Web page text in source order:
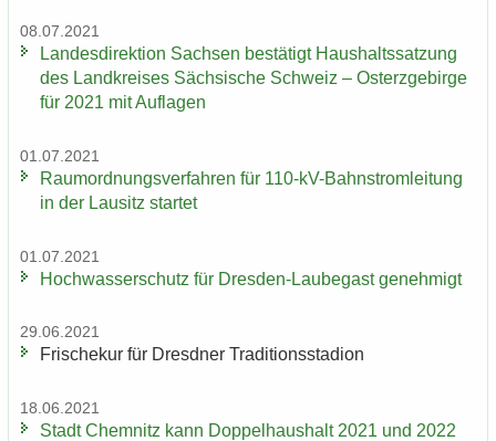
08.07.2021
Lan­des­di­rek­ti­on Sach­sen be­stä­tigt Haus­halts­sat­zung
des Land­krei­ses Säch­si­sche Schweiz – Ost­erz­ge­bir­ge
für 2021 mit Auf­la­gen
01.07.2021
Raum­ord­nungs­ver­fah­ren für 110-​kV-Bahnstromleitung
in der Lau­sitz star­tet
01.07.2021
Hoch­was­ser­schutz für Dresden-​Laubegast ge­neh­migt
29.06.2021
Fri­sche­kur für Dresd­ner Tra­di­ti­ons­sta­di­on
18.06.2021
Stadt Chem­nitz kann Dop­pel­haus­halt 2021 und 2022